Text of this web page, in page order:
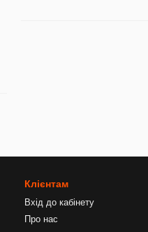
Клієнтам
Вхід до кабінету
Про нас